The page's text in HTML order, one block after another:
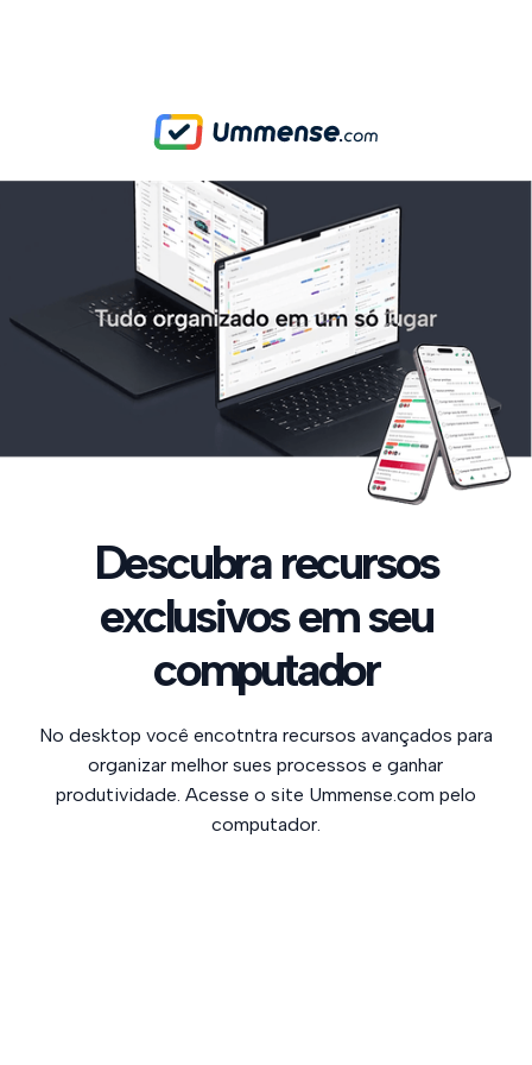
Descubra recursos
exclusivos em seu
computador
No desktop você encotntra recursos avançados para
organizar melhor sues processos e ganhar
produtividade. Acesse o site Ummense.com pelo
computador.